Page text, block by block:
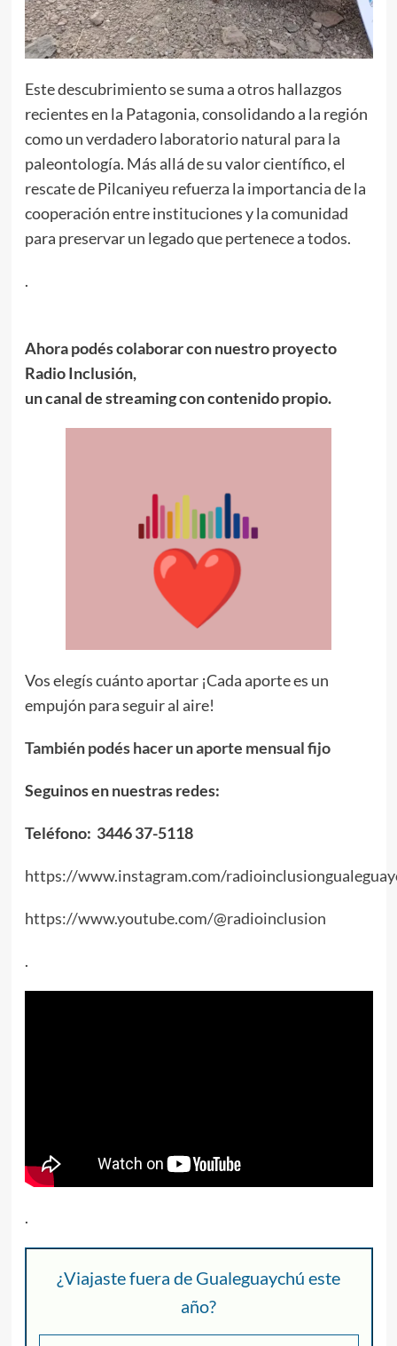
Este descubrimiento se suma a otros hallazgos
recientes en la Patagonia, consolidando a la región
como un verdadero laboratorio natural para la
paleontología. Más allá de su valor científico, el
rescate de Pilcaniyeu refuerza la importancia de la
cooperación entre instituciones y la comunidad
para preservar un legado que pertenece a todos.
.
Ahora podés colaborar con nuestro proyecto
Radio Inclusión,
un canal de streaming con contenido propio.
Vos elegís cuánto aportar ¡Cada aporte es un
empujón para seguir al aire!
También podés hacer un aporte mensual fijo
Seguinos en nuestras redes:
Teléfono: 3446 37-5118
https://www.instagram.com/
https://www.youtube.com/@radioinclusion
.
.
¿Viajaste fuera de Gualeguaychú este
año?